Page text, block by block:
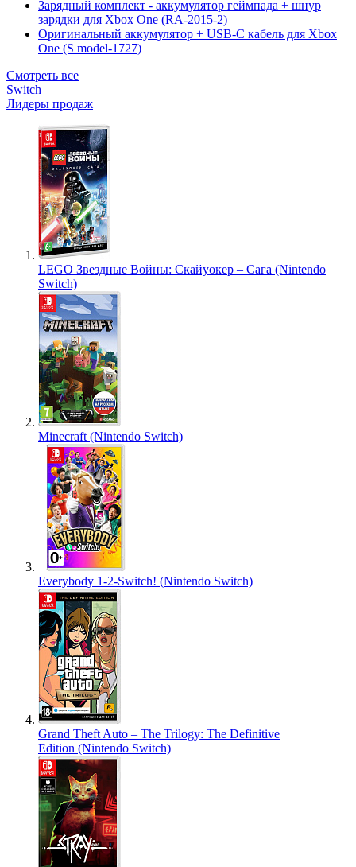
Зарядный комплект - аккумулятор геймпада + шнур
зарядки для Xbox One (RA-2015-2)
Оригинальный аккумулятор + USB-C кабель для Xbox
One (S model-1727)
Смотреть все
Switch
Лидеры продаж
LEGO Звездные Войны: Скайуокер – Сага (Nintendo
Switch)
Minecraft (Nintendo Switch)
Everybody 1-2-Switch! (Nintendo Switch)
Grand Theft Auto – The Trilogy: The Definitive
Edition (Nintendo Switch)